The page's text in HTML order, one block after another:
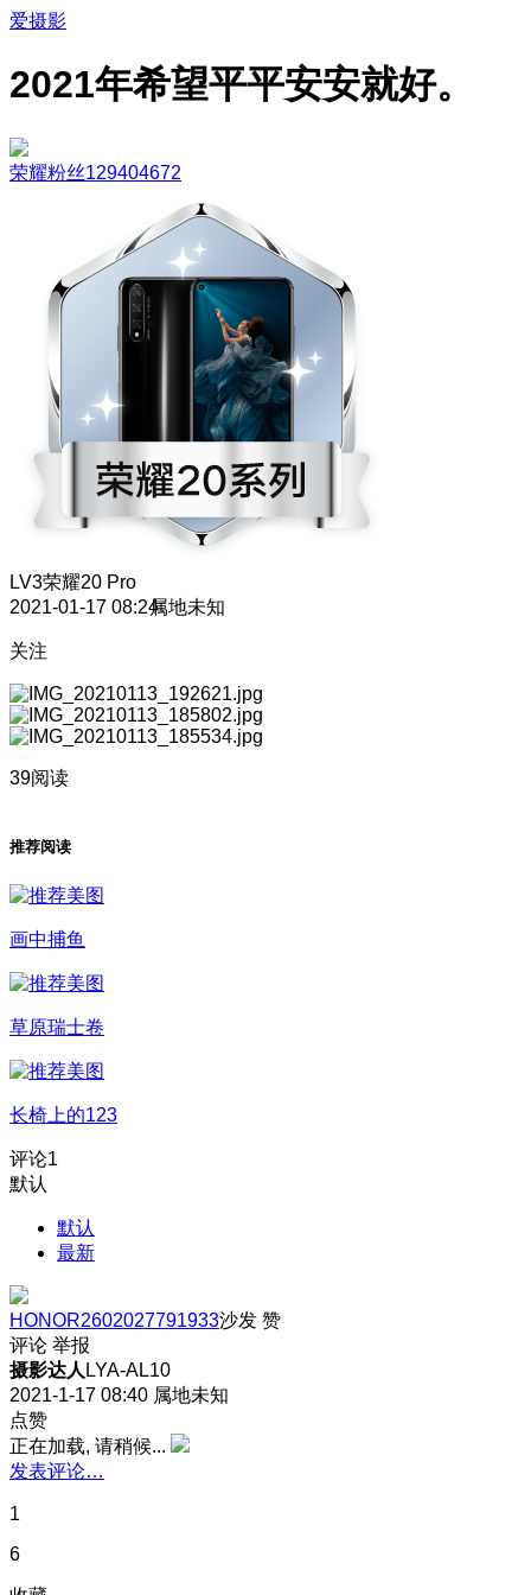
爱摄影
2021年希望平平安安就好。
荣耀粉丝129404672
LV3荣耀20 Pro
2021-01-17 08:24属地未知
关注
39阅读
推荐阅读
画中捕鱼
草原瑞士卷
长椅上的123
评论1
默认
默认
最新
HONOR2602027791933沙发 赞
评论 举报
摄影达人 LYA-AL10
2021-1-17 08:40 属地未知
点赞
正在加载, 请稍候...
发表评论…
1
6